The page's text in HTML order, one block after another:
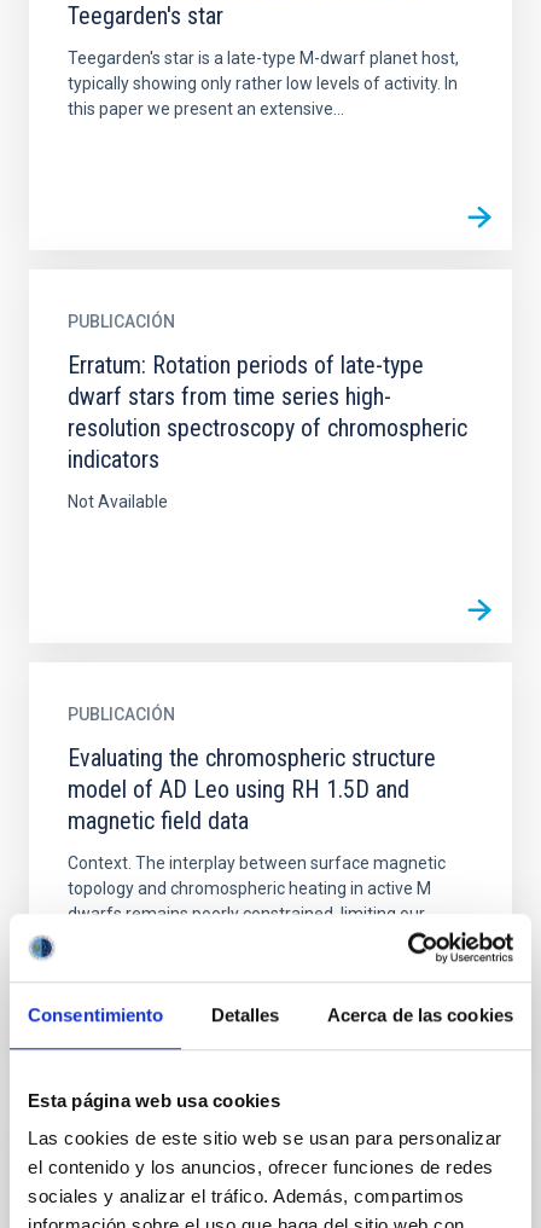
Consentimiento Detalles Acerca de las cookies
Esta página web usa cookies
Las cookies de este sitio web se usan para personalizar
el contenido y los anuncios, ofrecer funciones de redes
sociales y analizar el tráfico. Además, compartimos
Teegarden's star
Teegarden's star is a late-type M-dwarf planet host,
typically showing only rather low levels of activity. In
this paper we present an extensive...
PUBLICACIÓN
Erratum: Rotation periods of late-type
dwarf stars from time series high-
resolution spectroscopy of chromospheric
indicators
Not Available
PUBLICACIÓN
Evaluating the chromospheric structure
model of AD Leo using RH 1.5D and
magnetic field data
Context. The interplay between surface magnetic
topology and chromospheric heating in active M
dwarfs remains poorly constrained, limiting our
HADES RV Programme with HARPS-N at